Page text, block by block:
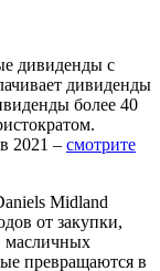
дивиденды с
дивиденды
более 40
2021 – смотрите
Midland
от закупки,
масличных
превращаются в